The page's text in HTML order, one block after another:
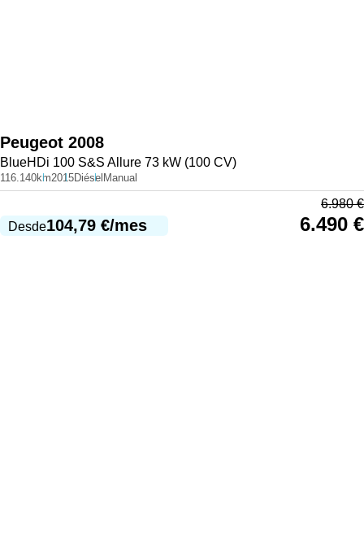
Peugeot 2008
BlueHDi 100 S&S Allure 73 kW (100 CV)
116.140km2015Diésel Manual
Desde104,79 €/mes
6.980€
6.490 €